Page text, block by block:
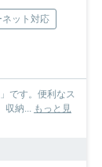
ネット対応
です。便利なス
納...
もっと見